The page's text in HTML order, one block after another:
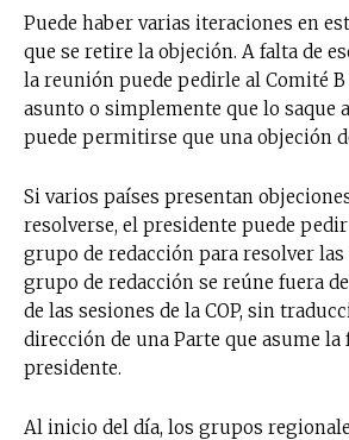
Puede haber varias iteraciones en
que se retire la objeción. A falta de
la reunión puede pedirle al Comité B
asunto o simplemente que lo saque
puede permitirse que una objeción
Si varios países presentan
resolverse, el presidente puede
grupo de redacción para resolver las
grupo de redacción se reúne fuera
de las sesiones de la COP, sin
dirección de una Parte que asume la
presidente.
Al inicio del día, los grupos